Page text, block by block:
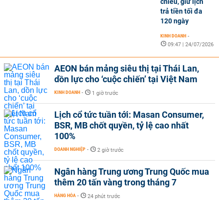
trả tiền tối đa
120 ngày
KINH DOANH -
09:47 | 24/07/2026
AEON bán mảng siêu thị tại Thái Lan,
dồn lực cho ‘cuộc chiến’ tại Việt Nam
KINH DOANH - 1 giờ trước
Lịch cổ tức tuần tới: Masan Consumer,
BSR, MB chốt quyền, tỷ lệ cao nhất
100%
DOANH NGHIỆP - 2 giờ trước
Ngân hàng Trung ương Trung Quốc mua
thêm 20 tấn vàng trong tháng 7
HÀNG HÓA - 24 phút trước